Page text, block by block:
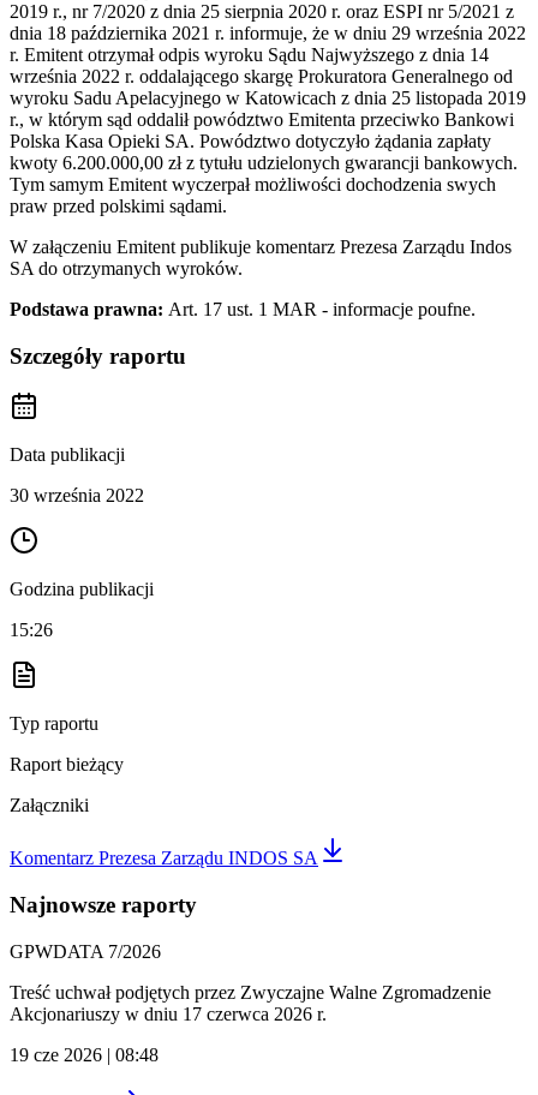
2019 r., nr 7/2020 z dnia 25 sierpnia 2020 r. oraz ESPI nr 5/2021 z
dnia 18 października 2021 r. informuje, że w dniu 29 września 2022
r. Emitent otrzymał odpis wyroku Sądu Najwyższego z dnia 14
września 2022 r. oddalającego skargę Prokuratora Generalnego od
wyroku Sadu Apelacyjnego w Katowicach z dnia 25 listopada 2019
r., w którym sąd oddalił powództwo Emitenta przeciwko Bankowi
Polska Kasa Opieki SA. Powództwo dotyczyło żądania zapłaty
kwoty 6.200.000,00 zł z tytułu udzielonych gwarancji bankowych.
Tym samym Emitent wyczerpał możliwości dochodzenia swych
praw przed polskimi sądami.
W załączeniu Emitent publikuje komentarz Prezesa Zarządu Indos
SA do otrzymanych wyroków.
Podstawa prawna: Art. 17 ust. 1 MAR - informacje poufne.
Szczegóły raportu
Data publikacji
30 września 2022
Godzina publikacji
15:26
Typ raportu
Raport bieżący
Załączniki
Komentarz Prezesa Zarządu INDOS SA
Najnowsze raporty
GPWDATA 7/2026
Treść uchwał podjętych przez Zwyczajne Walne Zgromadzenie
Akcjonariuszy w dniu 17 czerwca 2026 r.
19 cze 2026 | 08:48